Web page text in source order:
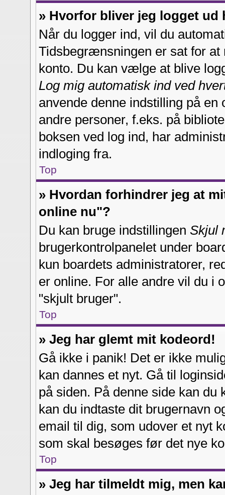
» Hvorfor bliver jeg logget ud
Når du logger ind, vil du
Tidsbegrænsningen er sat for
konto. Du kan vælge at blive
Log mig automatisk ind ved
anvende denne indstilling på
andre personer, f.eks. på
boksen ved log ind, har
indloging fra.
Top
» Hvordan forhindrer jeg at
online nu"?
Du kan bruge indstillingen Skjul
brugerkontrolpanelet under
kun boardets administratorer,
er online. For alle andre vil du i
"skjult bruger".
Top
» Jeg har glemt mit kodeord!
Gå ikke i panik! Det er ikke
kan dannes et nyt. Gå til
på siden. På denne side kan du
kan du indtaste dit brugernavn
email til dig, som udover et nyt
som skal besøges før det nye
Top
» Jeg har tilmeldt mig, men